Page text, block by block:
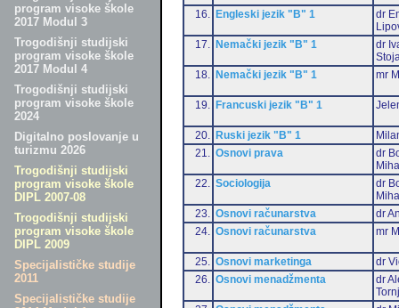
program visoke škole
2017 Modul 3
Trogodišnji studijski
program visoke škole
2017 Modul 4
Trogodišnji studijski
program visoke škole
2024
Digitalno poslovanje u
turizmu 2026
Trogodišnji studijski
program visoke škole
DIPL 2007-08
Trogodišnji studijski
program visoke škole
DIPL 2009
Specijalističke studije
2011
Specijalističke studije
16.
Engleski jezik "B" 1
dr
17.
Nemački jezik "B" 1
dr
18.
Nemački jezik "B" 1 mr
19. Francuski jezik "B" 1
20. Ruski jezik "B" 1
21.
Osnovi prava
dr
22.
Sociologija
dr
23.
Osnovi računarstva
dr
24.
Osnovi računarstva mr
25. Osnovi marketinga
dr
26.
Osnovi menadžmenta
dr